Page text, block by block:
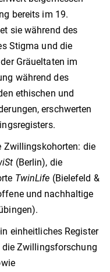
bereits im 19.
sie während des
Stigma und die
Gräueltaten im
während des
ethischen und
erschwerten
Zwillingskohorten: die
(Berlin), die
TwinLife (Bielefeld &
und nachhaltige
einheitliches Register
Zwillingsforschung